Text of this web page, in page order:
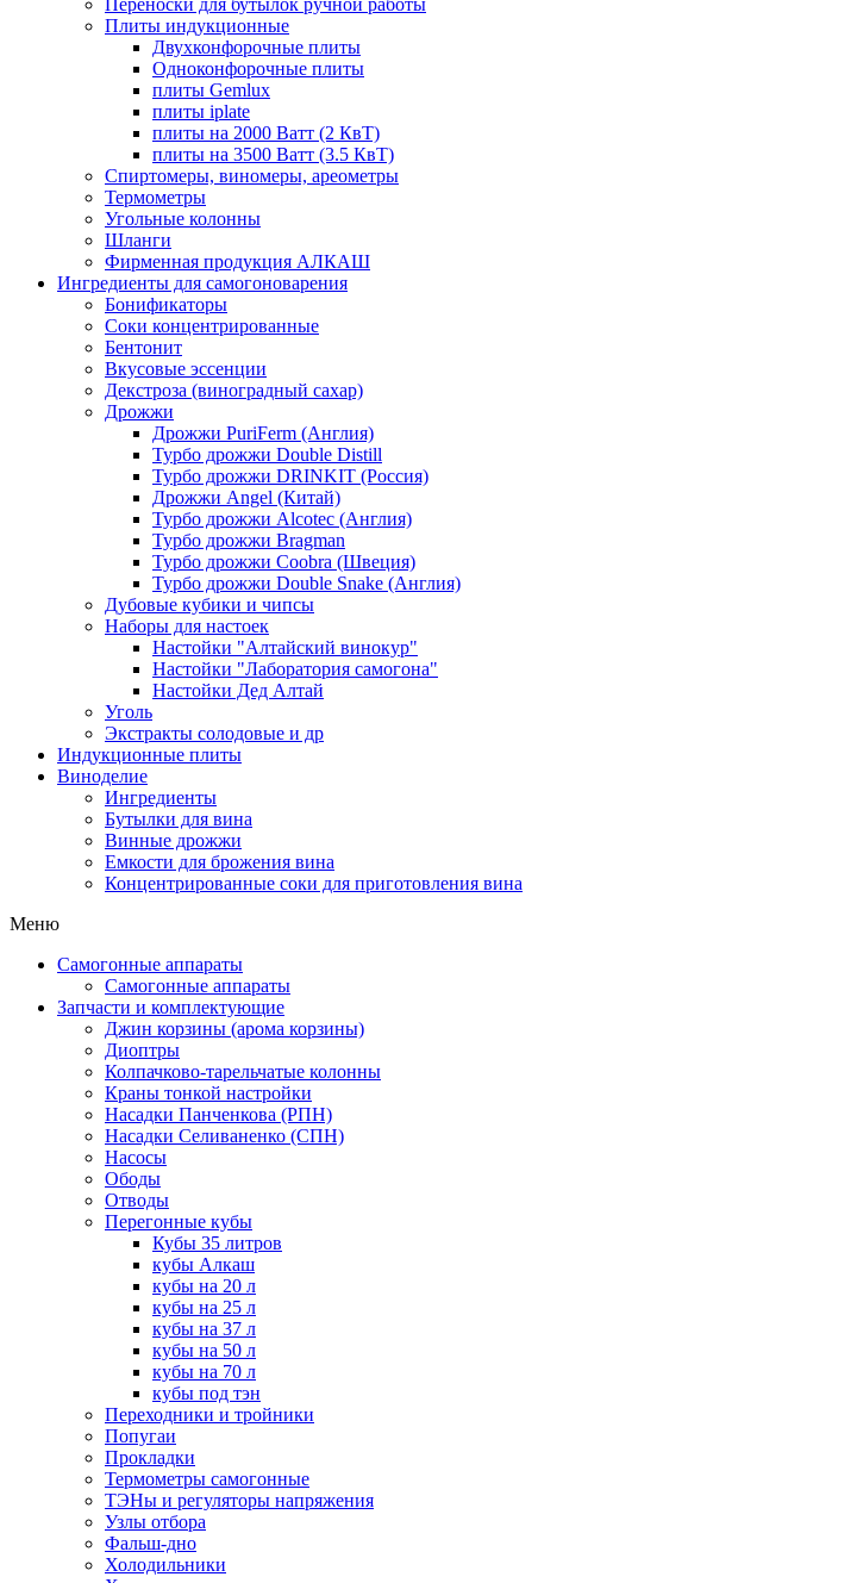
Переноски для бутылок ручной работы
Плиты индукционные
Двухконфорочные плиты
Одноконфорочные плиты
плиты Gemlux
плиты iplate
плиты на 2000 Ватт (2 КвТ)
плиты на 3500 Ватт (3.5 КвТ)
Спиртомеры, виномеры, ареометры
Термометры
Угольные колонны
Шланги
Фирменная продукция АЛКАШ
Ингредиенты для самогоноварения
Бонификаторы
Cоки концентрированные
Бентонит
Вкусовые эссенции
Декстроза (виноградный сахар)
Дрожжи
Дрожжи PuriFerm (Англия)
Турбо дрожжи Double Distill
Турбо дрожжи DRINKIT (Россия)
Дрожжи Angel (Китай)
Турбо дрожжи Alcotec (Англия)
Турбо дрожжи Bragman
Турбо дрожжи Coobra (Швеция)
Турбо дрожжи Double Snake (Англия)
Дубовые кубики и чипсы
Наборы для настоек
Настойки "Алтайский винокур"
Настойки "Лаборатория самогона"
Настойки Дед Алтай
Уголь
Экстракты солодовые и др
Индукционные плиты
Виноделие
Ингредиенты
Бутылки для вина
Винные дрожжи
Емкости для брожения вина
Концентрированные соки для приготовления вина
Меню
Самогонные аппараты
Самогонные аппараты
Запчасти и комплектующие
Джин корзины (арома корзины)
Диоптры
Колпачково-тарельчатые колонны
Краны тонкой настройки
Насадки Панченкова (РПН)
Насадки Селиваненко (СПН)
Насосы
Ободы
Отводы
Перегонные кубы
Кубы 35 литров
кубы Алкаш
кубы на 20 л
кубы на 25 л
кубы на 37 л
кубы на 50 л
кубы на 70 л
кубы под тэн
Переходники и тройники
Попугаи
Прокладки
Термометры самогонные
ТЭНы и регуляторы напряжения
Узлы отбора
Фальш-дно
Холодильники